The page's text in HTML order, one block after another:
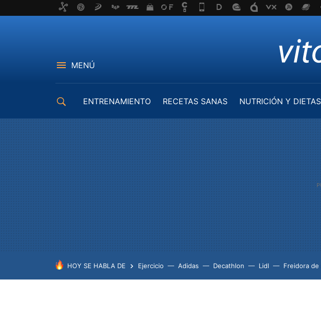
MENÚ
ENTRENAMIENTO RECETAS SANAS NUTRICIÓN Y DIETAS
HOY SE HABLA DE Ejercicio Adidas Decathlon Lidl Freidora de